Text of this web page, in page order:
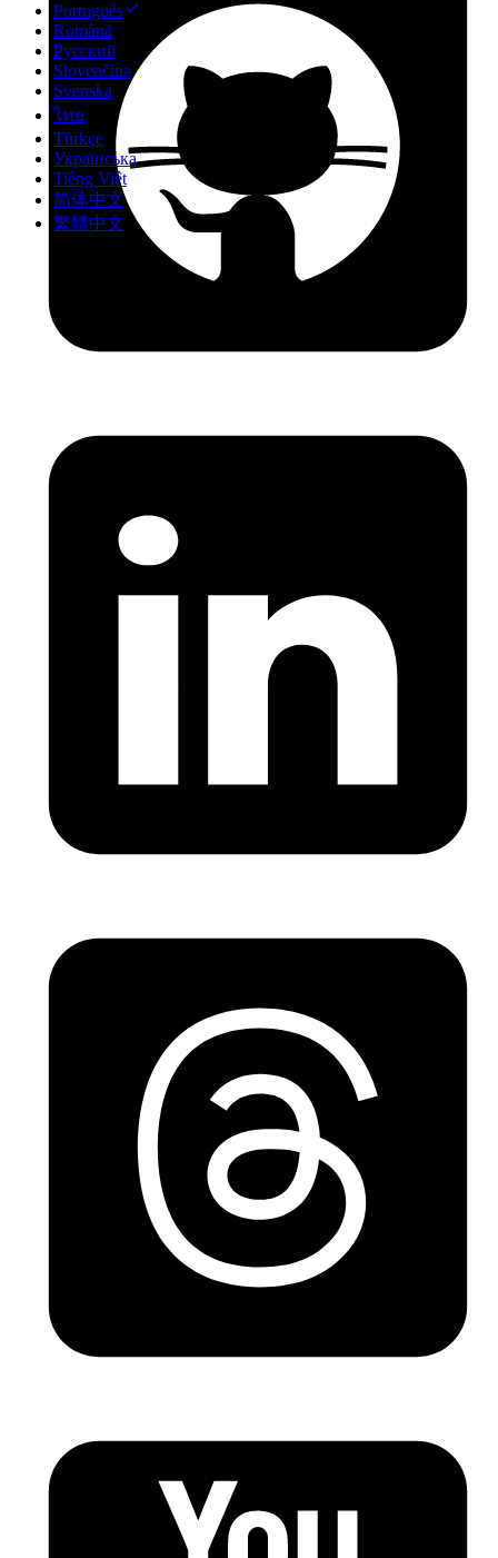
Português
Română
Русский
Slovenčina
Svenska
ไทย
Türkçe
Українська
Tiếng Việt
简体中文
繁體中文